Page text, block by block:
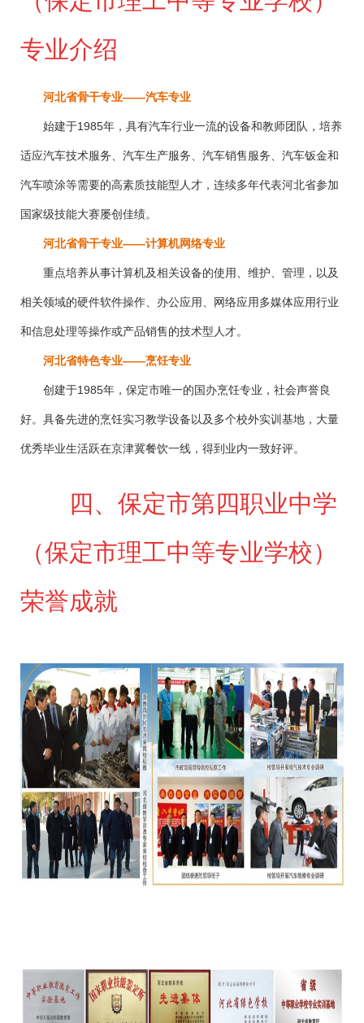
专业介绍
河北省骨干专业——汽车专业
始建于1985年，具有汽车行业一流的设备和教师团队，培养
适应汽车技术服务、汽车生产服务、汽车销售服务、汽车钣金和
汽车喷涂等需要的高素质技能型人才，连续多年代表河北省参加
国家级技能大赛屡创佳绩。
河北省骨干专业——计算机网络专业
重点培养从事计算机及相关设备的使用、维护、管理，以及
相关领域的硬件软件操作、办公应用、网络应用多媒体应用行业
和信息处理等操作或产品销售的技术型人才。
河北省特色专业——烹饪专业
创建于1985年，保定市唯一的国办烹饪专业，社会声誉良
好。具备先进的烹饪实习教学设备以及多个校外实训基地，大量
优秀毕业生活跃在京津冀餐饮一线，得到业内一致好评。
四、保定市第四职业中学
（保定市理工中等专业学校）
荣誉成就